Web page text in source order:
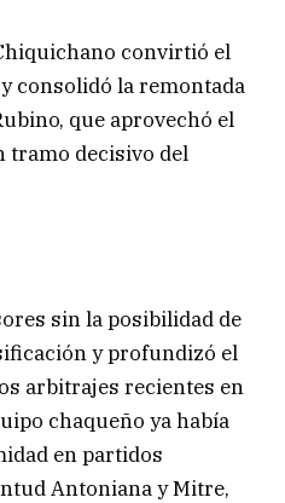
convirtió el
consolidó la remontada
que aprovechó el
tramo decisivo del
sin la posibilidad de
y profundizó el
arbitrajes recientes en
chaqueño ya había
en partidos
Antoniana y Mitre,